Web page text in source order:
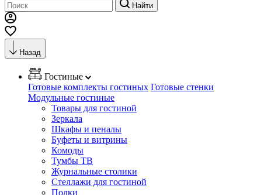
Найти
Назад
Гостиные
Готовые комплекты гостиных Готовые стенки
Модульные гостиные
Товары для гостиной
Зеркала
Шкафы и пеналы
Буфеты и витрины
Комоды
Тумбы ТВ
Журнальные столики
Стеллажи для гостиной
Полки